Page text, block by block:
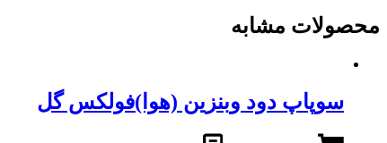
محصولات مشابه
سوپاپ دود وبنزین (هوا)فولکس گل